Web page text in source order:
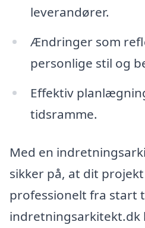
leverandører.
Ændringer som
personlige stil og
Effektiv
tidsramme.
Med en
sikker på, at dit
professionelt fra start
indretningsarkitekt.dk